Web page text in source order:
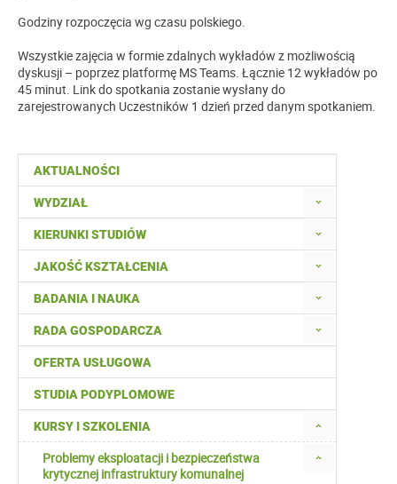
AKTUALNOŚCI
WYDZIAŁ
KIERUNKI STUDIÓW
JAKOŚĆ KSZTAŁCENIA
BADANIA I NAUKA
RADA GOSPODARCZA
OFERTA USŁUGOWA
STUDIA PODYPLOMOWE
KURSY I SZKOLENIA
Problemy eksploatacji i bezpieczeństwa
krytycznej infrastruktury komunalnej
Godziny rozpoczęcia wg czasu polskiego.
Wszystkie zajęcia w formie zdalnych wykładów z możliwością
dyskusji – poprzez platformę MS Teams. Łącznie 12 wykładów po
45 minut. Link do spotkania zostanie wysłany do
zarejestrowanych Uczestników 1 dzień przed danym spotkaniem.